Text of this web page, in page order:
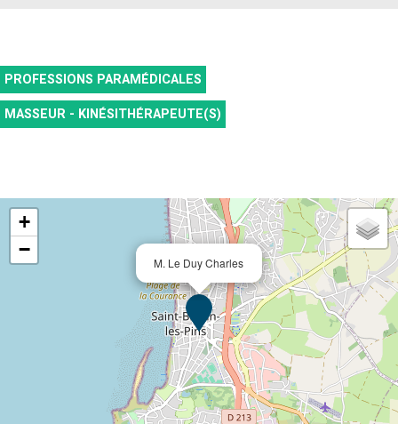
PROFESSIONS PARAMÉDICALES
MASSEUR - KINÉSITHÉRAPEUTE(S)
M. Le Duy Charles
+
−